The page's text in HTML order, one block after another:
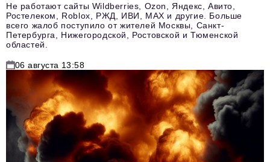
Не работают сайты Wildberries, Ozon, Яндекс, Авито,
Ростелеком, Roblox, РЖД, ИВИ, MAX и другие. Больше
всего жалоб поступило от жителей Москвы, Санкт-
Петербурга, Нижегородской, Ростовской и Тюменской
областей.
06 августа 13:58